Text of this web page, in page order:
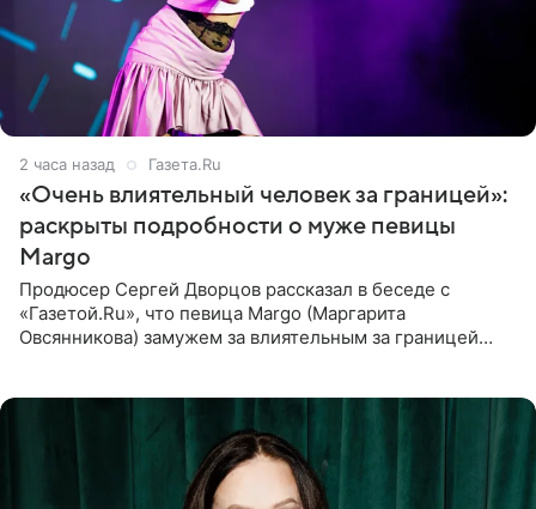
2 часа назад Газета.Ru
«Очень влиятельный человек за границей»:
раскрыты подробности о муже певицы
Margo
Продюсер Сергей Дворцов рассказал в беседе с
«Газетой.Ru», что певица Margo (Маргарита
Овсянникова) замужем за влиятельным за границей